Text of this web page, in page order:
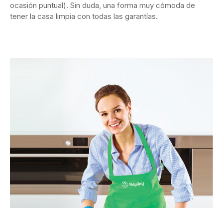
ocasión puntual). Sin duda, una forma muy cómoda de
tener la casa limpia con todas las garantías.